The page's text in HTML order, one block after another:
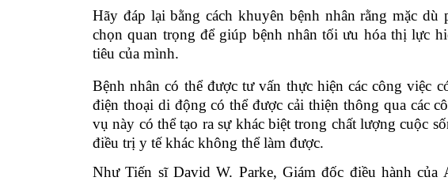
Hãy đáp lại bằng cách khuyên bệnh nhân rằng mặc
chọn quan trọng để giúp bệnh nhân tối ưu hóa thị lực
tiêu của mình.
Bệnh nhân có thể được tư vấn thực hiện các công việc
điện thoại di động có thể được cải thiện thông quacác
vụ này có thể tạo ra sự khác biệt trong chất lượng cuộc
điều trị y tế khác không thể làm được.
Như Tiến sĩ David W. Parke, Giám đốc điều hành của